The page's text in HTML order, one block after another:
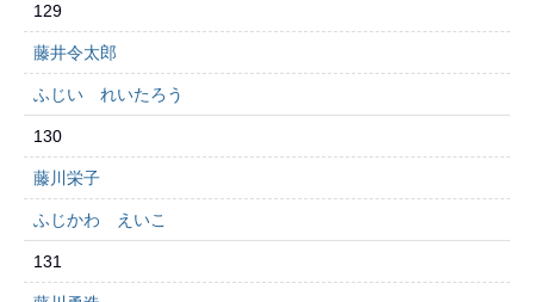
129
藤井令太郎
ふじい れいたろう
130
藤川栄子
ふじかわ えいこ
131